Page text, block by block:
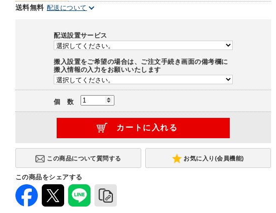
送料無料 配送について
配送設置サービス
搬入設置をご希望の場合は、ご注文手続き画面の備考欄に
搬入情報の入力をお願いいたします
個 数
お気に入り(会員機能)
この商品をシェアする